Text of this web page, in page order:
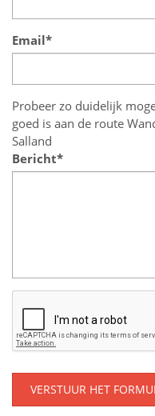
Email*
Probeer zo duidelijk
goed is aan de route
Salland
Bericht*
VERSTUUR HET